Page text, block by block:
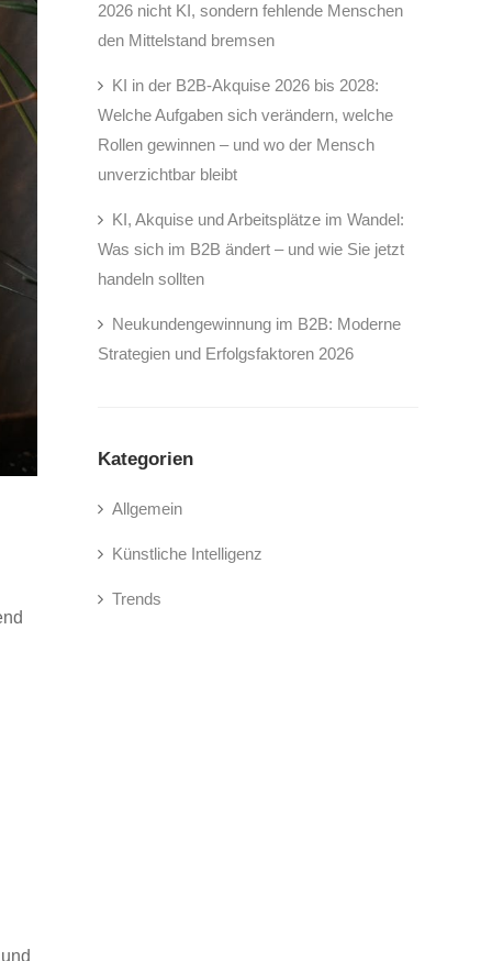
2026 nicht KI, sondern fehlende Menschen
den Mittelstand bremsen
KI in der B2B-Akquise 2026 bis 2028:
Welche Aufgaben sich verändern, welche
Rollen gewinnen – und wo der Mensch
unverzichtbar bleibt
KI, Akquise und Arbeitsplätze im Wandel:
Was sich im B2B ändert – und wie Sie jetzt
handeln sollten
Neukundengewinnung im B2B: Moderne
Strategien und Erfolgsfaktoren 2026
Kategorien
Allgemein
Künstliche Intelligenz
Trends